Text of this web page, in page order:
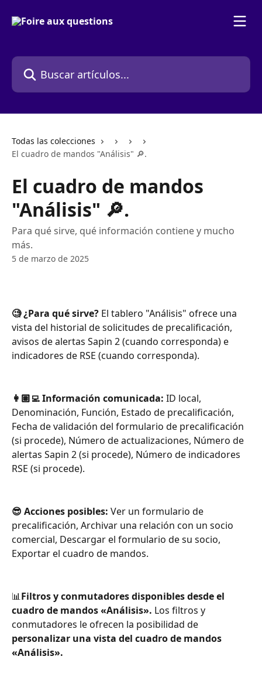
Buscar artículos...
Todas las colecciones
El cuadro de mandos "Análisis" 🔎.
El cuadro de mandos
"Análisis" 🔎.
Para qué sirve, qué información contiene y mucho
más.
5 de marzo de 2025
🧐 ¿Para qué sirve? El tablero "Análisis" ofrece una
vista del historial de solicitudes de precalificación,
avisos de alertas Sapin 2 (cuando corresponda) e
indicadores de RSE (cuando corresponda).
👩🏽‍💻 Información comunicada: ID local,
Denominación, Función, Estado de precalificación,
Fecha de validación del formulario de precalificación
(si procede), Número de actualizaciones, Número de
alertas Sapin 2 (si procede), Número de indicadores
RSE (si procede).
😎 Acciones posibles: Ver un formulario de
precalificación, Archivar una relación con un socio
comercial, Descargar el formulario de su socio,
Exportar el cuadro de mandos.
📊Filtros y conmutadores disponibles desde el
cuadro de mandos «Análisis». Los filtros y
conmutadores le ofrecen la posibilidad de
personalizar una vista del cuadro de mandos
«Análisis».